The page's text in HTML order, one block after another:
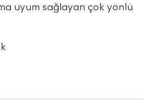
uyum sağlayan çok yönlü